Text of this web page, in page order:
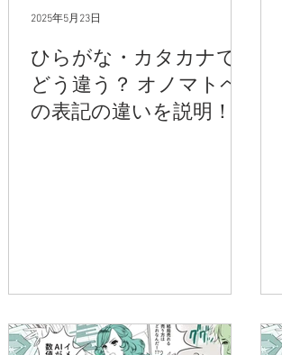
ひらがな・カタカナで
どう違う？ オノマトペ
の表記の違いを説明！
2025年5月23日